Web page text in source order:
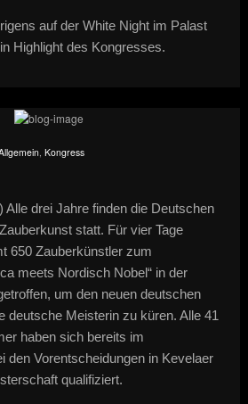
auf der White Night im Palast
Highlight des Kongresses.
, Kongress
Alle drei Jahre finden die Deutschen
statt. Für vier Tage
650 Zauberkünstler zum
meets Nordisch Nobel“ in der
um den neuen deutschen
deutsche Meisterin zu küren. Alle 41
haben sich bereits im
den Vorentscheidungen in Kevelaer
qualifiziert.